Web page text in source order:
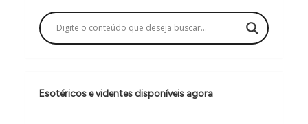
a
ç
o
d
Esotéricos e videntes disponíveis agora